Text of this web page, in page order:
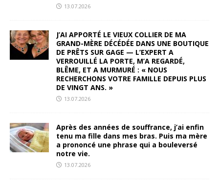
13.07.2026
J’AI APPORTÉ LE VIEUX COLLIER DE MA
GRAND-MÈRE DÉCÉDÉE DANS UNE BOUTIQUE
DE PRÊTS SUR GAGE — L’EXPERT A
VERROUILLÉ LA PORTE, M’A REGARDÉ,
BLÊME, ET A MURMURÉ : « NOUS
RECHERCHONS VOTRE FAMILLE DEPUIS PLUS
DE VINGT ANS. »
13.07.2026
Après des années de souffrance, j’ai enfin
tenu ma fille dans mes bras. Puis ma mère
a prononcé une phrase qui a bouleversé
notre vie.
13.07.2026